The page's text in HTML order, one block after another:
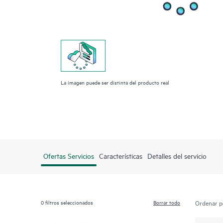
La imagen puede ser distinta del producto real
Ofertas Servicios Características Detalles del servicio
0filtros seleccionados Borrar todo Ordenar